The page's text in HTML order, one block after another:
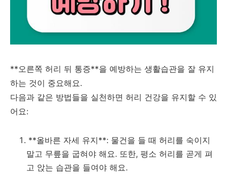
**오른쪽 허리 뒤 통증**을 예방하는 생활습관을 잘 유지
하는 것이 중요해요.
다음과 같은 방법들을 실천하면 허리 건강을 유지할 수 있
어요:
**올바른 자세 유지**: 물건을 들 때 허리를 숙이지
말고 무릎을 굽혀야 해요. 또한, 평소 허리를 곧게 펴
고 앉는 습관을 들여야 해요.